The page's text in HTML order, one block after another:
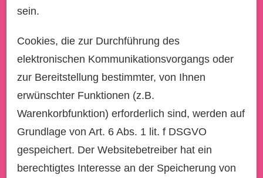
sein.
Cookies, die zur Durchführung des
elektronischen Kommunikationsvorgangs oder
zur Bereitstellung bestimmter, von Ihnen
erwünschter Funktionen (z.B.
Warenkorbfunktion) erforderlich sind, werden auf
Grundlage von Art. 6 Abs. 1 lit. f DSGVO
gespeichert. Der Websitebetreiber hat ein
berechtigtes Interesse an der Speicherung von